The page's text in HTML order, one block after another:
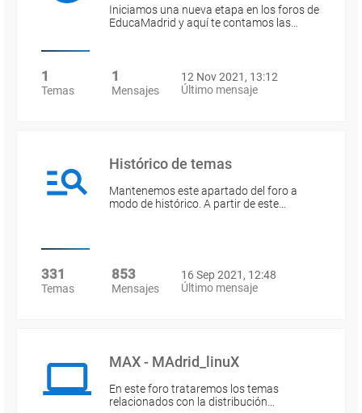
Iniciamos una nueva etapa en los foros de
EducaMadrid y aquí te contamos las…
1
Temas
1
Mensajes
12 Nov 2021, 13:12
Último mensaje
Histórico de temas
Mantenemos este apartado del foro a
modo de histórico. A partir de este…
331
Temas
853
Mensajes
16 Sep 2021, 12:48
Último mensaje
MAX - MAdrid_linuX
En este foro trataremos los temas
relacionados con la distribución…